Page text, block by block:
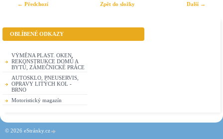
← Předchozí Další →
Zpět do složky
OBLÍBENÉ ODKAZY
VÝMĚNA PLAST. OKEN,
REKONSTRUKCE DOMŮ A
BYTŮ, ZÁMEČNICKÉ PRÁCE
AUTOSKLO, PNEUSERVIS,
OPRAVY LITÝCH KOL -
BRNO
Motoristický magazín
© 2026 eStránky.cz